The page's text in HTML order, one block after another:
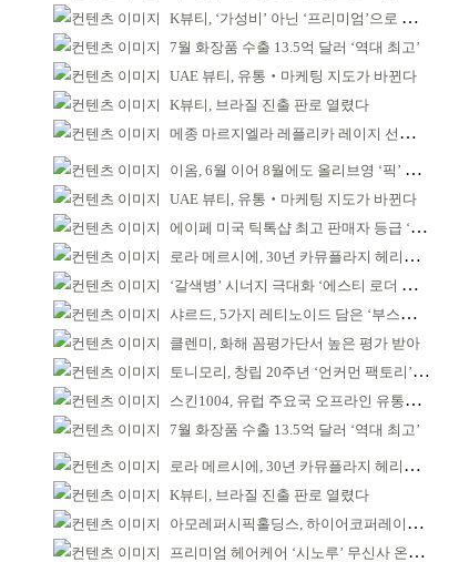
K뷰티, ‘가성비’ 아닌 ‘프리미엄’으로 승부걸어야
7월 화장품 수출 13.5억 달러 ‘역대 최고’
UAE 뷰티, 유통‧마케팅 지도가 바뀐다
K뷰티, 브라질 진출 판로 열렸다
메종 마르지엘라 레플리카 레이지 선데이 모닝 디퓨저
이옴, 6월 이어 8월에도 올리브영 ‘픽’ 선정
UAE 뷰티, 유통‧마케팅 지도가 바뀐다
에이페 미국 틱톡샵 최고 판매자 등급 ‘Tier 5’ 달성
로라 메르시에, 30년 카뮤플라지 헤리티지 담아
‘갈색병’ 시너지 극대화 ‘에스티 로더 스킨부스터’ 출시
샤르드, 5가지 레티노이드 담은 ‘부스팅 세럼’ 출시
클렌미, 화해 꼼평가단서 높은 평가 받아
토니모리, 창립 20주년 ‘언커먼 팩토리’ 팝업 성료
스킨1004, 유럽 주요국 오프라인 유통망 확대
7월 화장품 수출 13.5억 달러 ‘역대 최고’
로라 메르시에, 30년 카뮤플라지 헤리티지 담아
K뷰티, 브라질 진출 판로 열렸다
아모레퍼시픽홀딩스, 하이어코퍼레이션과 투자계약
프리미엄 헤어케어 ‘시노루’ 무신사 온라인 입점